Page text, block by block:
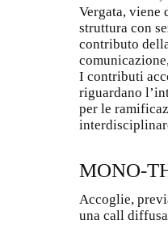
Vergata, viene
struttura con
contributo
I contributi
riguardano
per le
MONO-
Accoglie,
una call